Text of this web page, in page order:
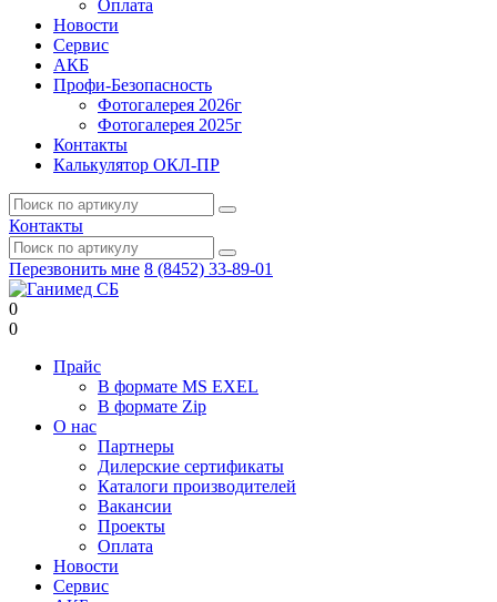
Оплата
Новости
Сервис
АКБ
Профи-Безопасность
Фотогалерея 2026г
Фотогалерея 2025г
Контакты
Калькулятор ОКЛ-ПР
Контакты
Перезвонить мне 8 (8452) 33-89-01
0
0
Прайс
В формате MS EXEL
В формате Zip
О нас
Партнеры
Дилерские сертификаты
Каталоги производителей
Вакансии
Проекты
Оплата
Новости
Сервис